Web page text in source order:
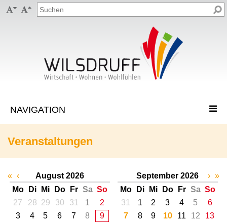
 
Veranstaltungen
« ‹
August 2026
Mo
Di Mi Do Fr Sa So
27
28 29 30 31 1
2
3
4 5 6 7 8
9
September 2026
Mo
Di Mi Do Fr Sa So
31
1 2 3 4 5
6
7
8 9 10 11 12
13
› »